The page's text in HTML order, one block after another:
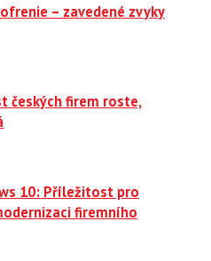
– zavedené zvyky
českých firem roste,
10: Příležitost pro
firemního